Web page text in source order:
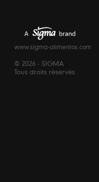
www.sigma-alimentos.com
© 2026 - SIGMA
Tous droits réservés